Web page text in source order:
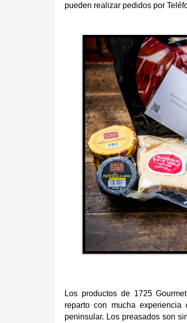
pueden realizar pedidos por
Los productos de 1725
reparto con mucha
peninsular. Los preasados son